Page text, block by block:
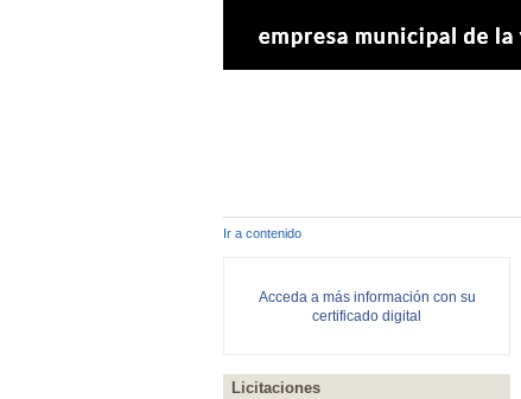
Ir a contenido
Acceda a más información con su
certificado digital
Licitaciones